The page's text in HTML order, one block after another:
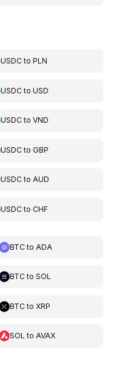
USDCtoPLN
USDCtoUSD
USDCtoVND
USDCtoGBP
USDCtoAUD
USDCtoCHF
BTCto ADA
BTCto SOL
BTCto XRP
SOL to AVAX